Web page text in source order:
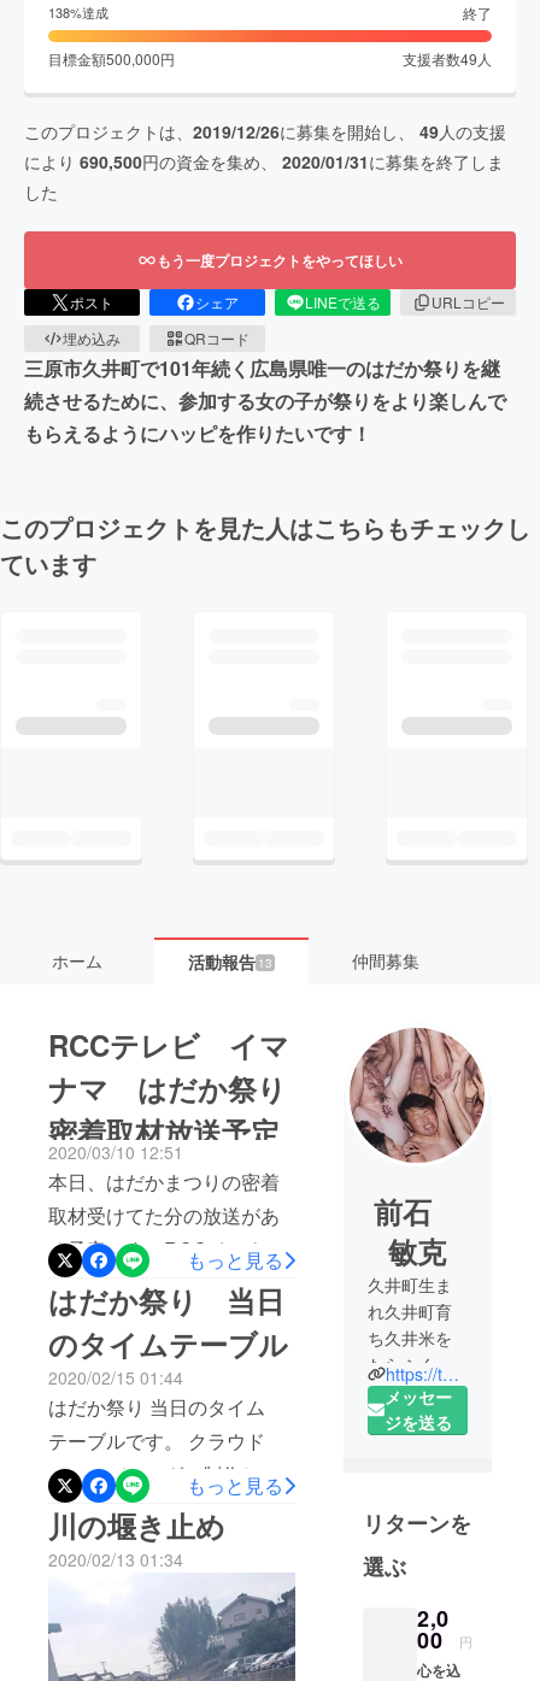
138%達成 終了
目標金額500,000円 支援者数49 人
このプロジェクトは、 2019/12/26に募集を開始し、 49人の支援
により 690,500円の資金を集め、 2020/01/31に募集を終了しま
した
もう一度プロジェクトをやってほしい
ポスト シェア LINEで送る
URLコピー
埋め込み
QRコード
三原市久井町で101年続く広島県唯一のはだか祭りを継
続させるために、参加する女の子が祭りをより楽しんで
もらえるようにハッピを作りたいです！
このプロジェクトを見た人はこちらもチェックし
ています
ホーム 活動報告 13 仲間募集
RCCテレビ イマ
ナマ はだか祭り
密着取材放送予定
2020/03/10 12:51
本日、はだかまつりの密着
取材受けてた分の放送があ
る予定です！RCCイマナマ
にて。 「イマナマ！元就。
外伝〜お久しぶりです！お
元気でしたか？〜」という
番組内で紹介されるっぽい
です。 はだかまつり部分は
18:25頃？という情報あり。
ぜひ見てみてくださーい！
もっと見る
はだか祭り 当日
のタイムテーブル
2020/02/15 01:44
はだか祭り 当日のタイム
テーブルです。 クラウド
ファンディングで制作した
ハッピは、17:00ごろからの
こども裸来場で見ることが
できます！ それ以外にも盛
り沢山ですし、メインのは
だか祭りは21時スタートで
もっと見る
川の堰き止め
2020/02/13 01:34
前石
敏克
久井町生ま
れ久井町育
ち久井米を
たらふく食
べてたくま
しく成長。
憧れ男を磨
く。
大人の仲間
ろん裸祭り
以来25年間
https://twitter.com/kuimishin
メッセー
ジを送る
リターンを
選ぶ
2,0
00 円
心を込